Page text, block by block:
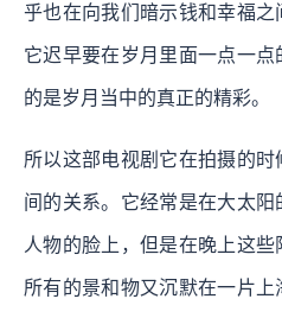
乎也在向我们暗示钱和幸福
它迟早要在岁月里面一点一点
的是岁月当中的真正的精彩。
所以这部电视剧它在拍摄的
间的关系。它经常是在大太
人物的脸上，但是在晚上这
所有的景和物又沉默在一片